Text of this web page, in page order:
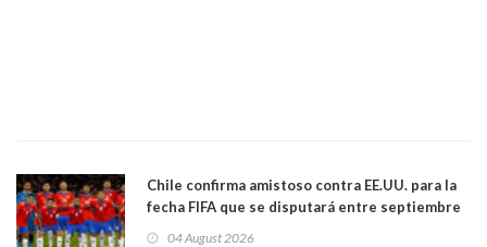
Chile confirma amistoso contra EE.UU. para la
fecha FIFA que se disputará entre septiembre
04 August 2026